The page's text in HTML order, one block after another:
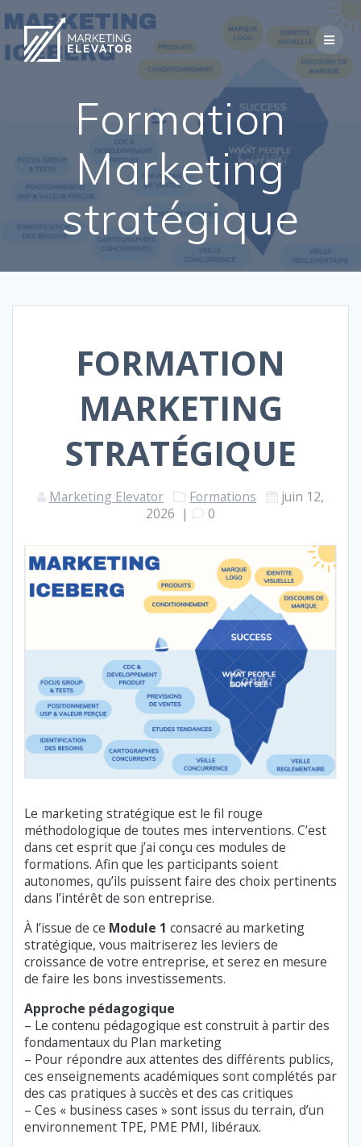
content
Formation
Marketing
stratégique
FORMATION
MARKETING
STRATÉGIQUE
Marketing Elevator Formations
juin 12,
2026 | 0
Le marketing stratégique est le fil rouge
méthodologique de toutes mes interventions. C’est
dans cet esprit que j’ai conçu ces modules de
formations. Afin que les participants soient
autonomes, qu’ils puissent faire des choix pertinents
dans l’intérêt de son entreprise.
À l’issue de ce Module 1 consacré au marketing
stratégique, vous maitriserez les leviers de
croissance de votre entreprise, et serez en mesure
de faire les bons investissements.
Approche pédagogique
– Le contenu pédagogique est construit à partir des
fondamentaux du Plan marketing
– Pour répondre aux attentes des différents publics,
ces enseignements académiques sont complétés par
des cas pratiques à succès et des cas critiques
– Ces « business cases » sont issus du terrain, d’un
environnement TPE, PME PMI, libéraux.